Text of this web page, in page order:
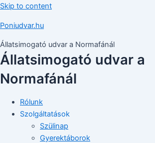
Skip to content
Poniudvar.hu
Állatsimogató udvar a Normafánál
Állatsimogató udvar a
Normafánál
Rólunk
Szolgáltatások
Szülinap
Gyerektáborok